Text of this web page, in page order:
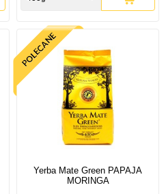
Yerba Mate Green PAPAJA
MORINGA